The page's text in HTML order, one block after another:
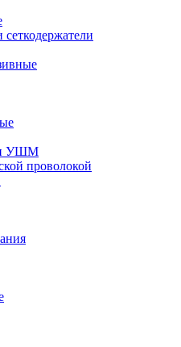
и УШМ
проволокой